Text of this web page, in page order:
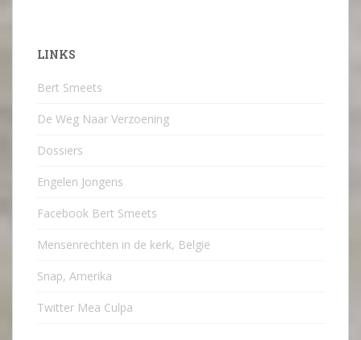
LINKS
Bert Smeets
De Weg Naar Verzoening
Dossiers
Engelen Jongens
Facebook Bert Smeets
Mensenrechten in de kerk, België
Snap, Amerika
Twitter Mea Culpa